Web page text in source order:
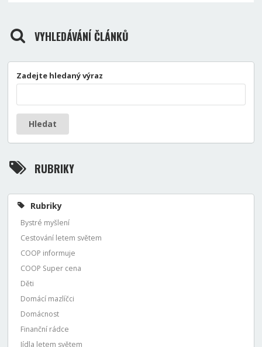
VYHLEDÁVÁNÍ ČLÁNKŮ
Zadejte hledaný výraz
Hledat
RUBRIKY
Rubriky
Bystré myšlení
Cestování letem světem
COOP informuje
COOP Super cena
Děti
Domácí mazlíčci
Domácnost
Finanční rádce
Jídla letem světem